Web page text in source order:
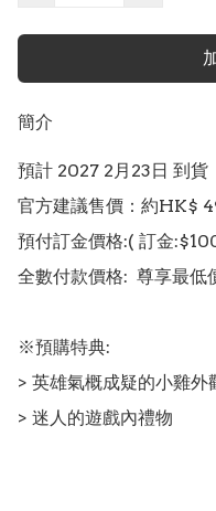
簡介
預計 2027 2月23日 到貨
官方建議售價：約HK$
預付訂金價格:( 訂金
全數付款價格:  尊享最低
※預購特典:
> 英雄氣概成疑的小雞外
> 迷人的遊戲內禮物